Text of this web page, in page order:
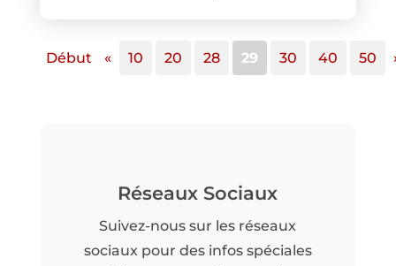
Début « 10 20 28 29 30 40 50
Réseaux Sociaux
Suivez-nous sur les réseaux
sociaux pour des infos spéciales